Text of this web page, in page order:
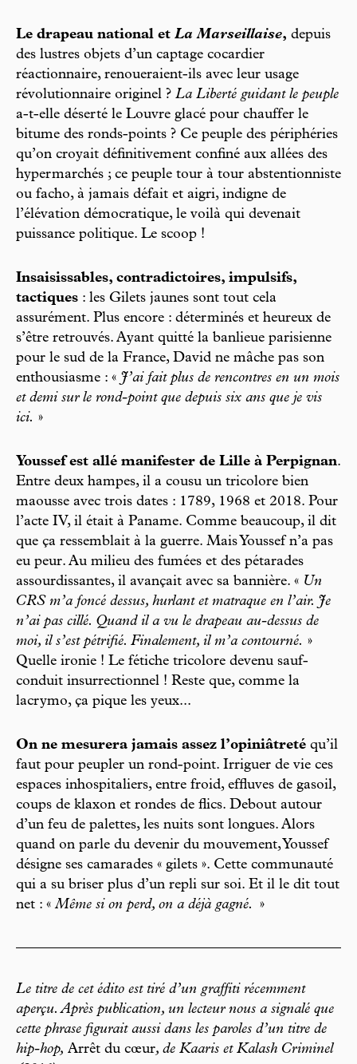
Le drapeau national et La Marseillaise, depuis
des lustres objets d’un captage cocardier
réactionnaire, renoueraient-ils avec leur usage
révolutionnaire originel ? La Liberté guidant le peuple
a-t-elle déserté le Louvre glacé pour chauffer le
bitume des ronds-points ? Ce peuple des périphéries
qu’on croyait définitivement confiné aux allées des
hypermarchés ; ce peuple tour à tour abstentionniste
ou facho, à jamais défait et aigri, indigne de
l’élévation démocratique, le voilà qui devenait
puissance politique. Le scoop !
Insaisissables, contradictoires, impulsifs,
tactiques : les Gilets jaunes sont tout cela
assurément. Plus encore : déterminés et heureux de
s’être retrouvés. Ayant quitté la banlieue parisienne
pour le sud de la France, David ne mâche pas son
enthousiasme : « J’ai fait plus de rencontres en un mois
et demi sur le rond-point que depuis six ans que je vis
ici. »
Youssef est allé manifester de Lille à Perpignan.
Entre deux hampes, il a cousu un tricolore bien
maousse avec trois dates : 1789, 1968 et 2018. Pour
l’acte IV, il était à Paname. Comme beaucoup, il dit
que ça ressemblait à la guerre. Mais Youssef n’a pas
eu peur. Au milieu des fumées et des pétarades
assourdissantes, il avançait avec sa bannière. « Un
CRS m’a foncé dessus, hurlant et matraque en l’air. Je
n’ai pas cillé. Quand il a vu le drapeau au-dessus de
moi, il s’est pétrifié. Finalement, il m’a contourné. »
Quelle ironie ! Le fétiche tricolore devenu sauf-
conduit insurrectionnel ! Reste que, comme la
lacrymo, ça pique les yeux...
On ne mesurera jamais assez l’opiniâtreté qu’il
faut pour peupler un rond-point. Irriguer de vie ces
espaces inhospitaliers, entre froid, effluves de gasoil,
coups de klaxon et rondes de flics. Debout autour
d’un feu de palettes, les nuits sont longues. Alors
quand on parle du devenir du mouvement, Youssef
désigne ses camarades « gilets ». Cette communauté
qui a su briser plus d’un repli sur soi. Et il le dit tout
net : «Même si on perd, on a déjà gagné. »
Le titre de cet édito est tiré d’un graffiti récemment
aperçu. Après publication, un lecteur nous a signalé que
cette phrase figurait aussi dans les paroles d’un titre de
hip-hop, Arrêt du cœur, de Kaaris et Kalash Criminel